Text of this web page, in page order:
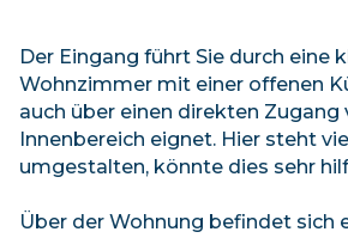
Der Eingang führt Sie durch eine
Wohnzimmer mit einer offenen
auch über einen direkten
Innenbereich eignet. Hier steht
umgestalten, könnte dies sehr
Über der Wohnung befindet sich